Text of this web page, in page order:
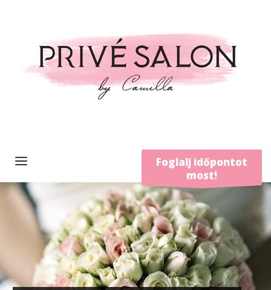
Foglalj időpontot
most!